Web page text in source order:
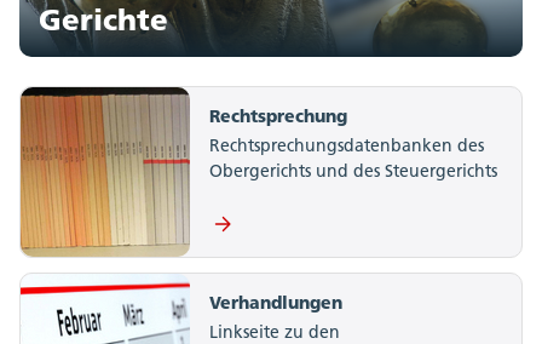
Gerichte
Rechtsprechung
Rechtsprechungsdatenbanken des
Obergerichts und des Steuergerichts
Verhandlungen
Linkseite zu den